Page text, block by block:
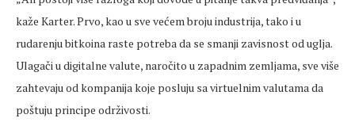
kaže Karter. Prvo, kao u sve većem broju industrija, tako i u
rudarenju bitkoina raste potreba da se smanji zavisnost od uglja.
Ulagači u digitalne valute, naročito u zapadnim zemljama, sve više
zahtevaju od kompanija koje posluju sa virtuelnim valutama da
poštuju principe održivosti.